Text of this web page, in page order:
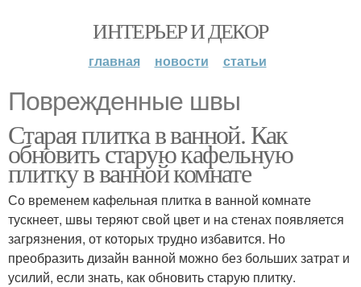
ИНТЕРЬЕР И ДЕКОР
главная новости статьи
Поврежденные швы
Старая плитка в ванной. Как
обновить старую кафельную
плитку в ванной комнате
Со временем кафельная плитка в ванной комнате
тускнеет, швы теряют свой цвет и на стенах появляется
загрязнения, от которых трудно избавится. Но
преобразить дизайн ванной можно без больших затрат и
усилий, если знать, как обновить старую плитку.